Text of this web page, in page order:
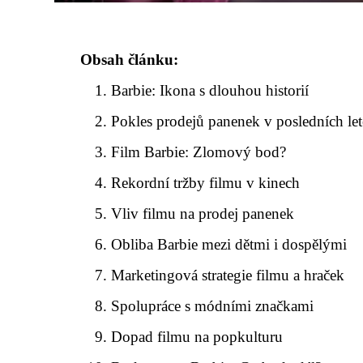
Obsah článku:
Barbie: Ikona s dlouhou historií
Pokles prodejů panenek v posledních
Film Barbie: Zlomový bod?
Rekordní tržby filmu v kinech
Vliv filmu na prodej panenek
Obliba Barbie mezi dětmi i dospělými
Marketingová strategie filmu a hraček
Spolupráce s módními značkami
Dopad filmu na popkulturu